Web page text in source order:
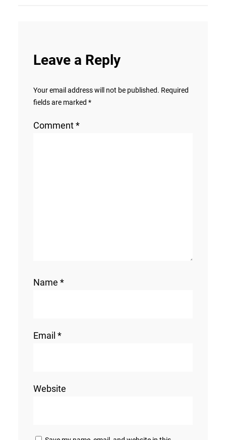
Leave a Reply
Your email address will not be published. Required
fields are marked *
Comment*
Name *
Email *
Website